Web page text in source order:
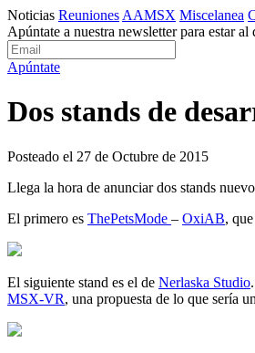
Noticias Reuniones AAMSX Miscelanea
Apúntate a nuestra newsletter para estar
Apúntate
Dos stands de
Posteado el 27 de Octubre de 2015
Llega la hora de anunciar dos stands
El primero es ThePetsMode – OxiAB,
El siguiente stand es el de Nerlaska Studio
MSX-VR, una propuesta de lo que sería